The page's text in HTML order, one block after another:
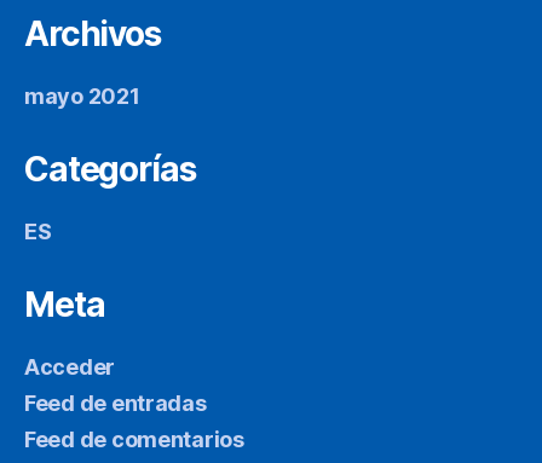
Archivos
mayo 2021
Categorías
ES
Meta
Acceder
Feed de entradas
Feed de comentarios